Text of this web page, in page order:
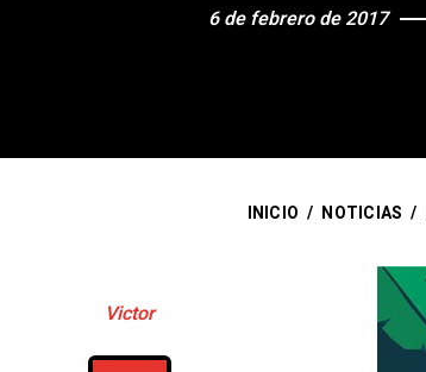
6 de febrero de 2017
Victor
INICIO / NOTICIAS /